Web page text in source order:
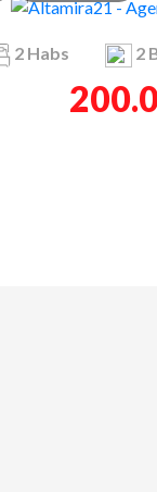
2Habs 2